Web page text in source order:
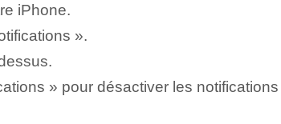
iPhone.
».
» pour désactiver les